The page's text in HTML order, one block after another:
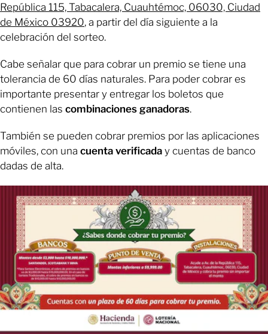
República 115, Tabacalera, Cuauhtémoc, 06030, Ciudad
de México 03920, a partir del día siguiente a la
celebración del sorteo.
Cabe señalar que para cobrar un premio se tiene una
tolerancia de 60 días naturales. Para poder cobrar es
importante presentar y entregar los boletos que
contienen las combinaciones ganadoras.
También se pueden cobrar premios por las aplicaciones
móviles, con una cuenta verificada y cuentas de banco
dadas de alta.